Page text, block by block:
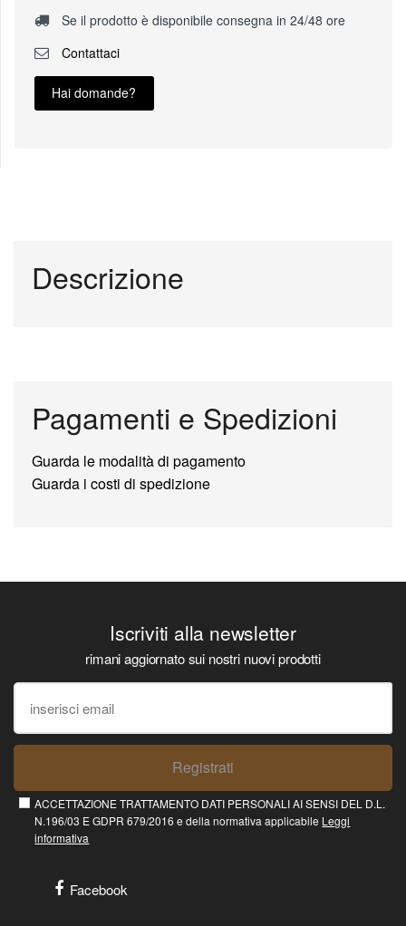
Se il prodotto è disponibile consegna in 24/48 ore
Contattaci
Hai domande?
Descrizione
Pagamenti e Spedizioni
Guarda le modalità di pagamento
Guarda i costi di spedizione
Iscriviti alla newsletter
rimani aggiornato sui nostri nuovi prodotti
Registrati
ACCETTAZIONE TRATTAMENTO DATI PERSONALI AI SENSI DEL D.L.
N.196/03 E GDPR 679/2016 e della normativa applicabile Leggi
informativa
Facebook